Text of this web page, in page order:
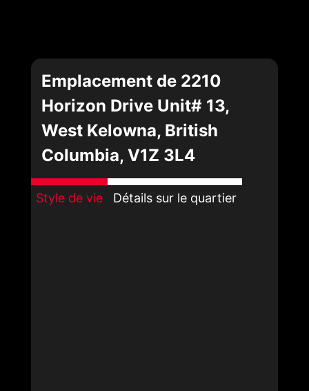
Emplacement de 2210
Horizon Drive Unit# 13,
West Kelowna, British
Columbia, V1Z 3L4
Style de vie Détails sur le quartier